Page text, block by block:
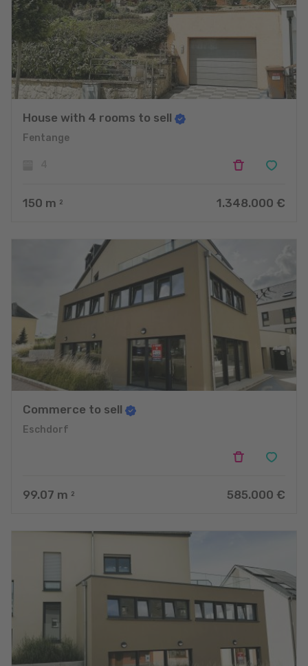
House with 4 rooms to sell
Fentange
150 m 2 1.348.000 €
Commerce to sell
Eschdorf
99.07 m 2 585.000 €